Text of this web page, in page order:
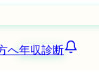
へ年収診断